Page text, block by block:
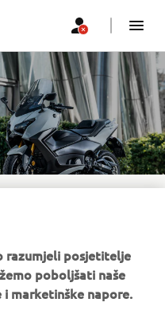
answers with ease.
razumjeli posjetitelje
poboljšati naše
marketinške napore.